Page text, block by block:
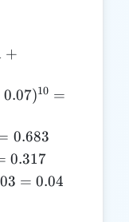
+
1.3439
+
0.07)10 =
0.683
0.317
= 0.04